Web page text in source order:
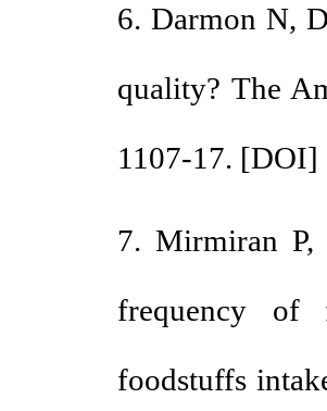
6. Darmon N,
quality? The
1107-17. [DOI]
7. Mirmiran P,
frequency of
foodstuffs